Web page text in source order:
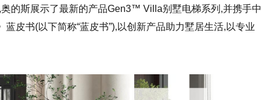
的斯展示了最新的产品Gen3™ Villa别墅电梯系列,并携手中
皮书(以下简称“蓝皮书”),以创新产品助力墅居生活,以专业